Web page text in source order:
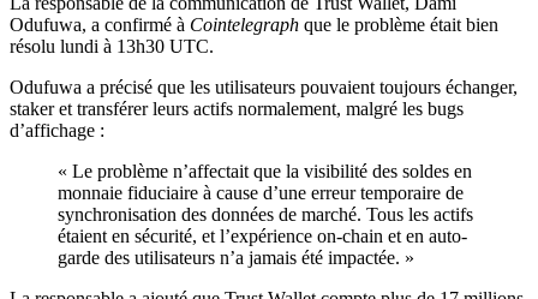
Odufuwa, a confirmé à Cointelegraph que le problème était bien
résolu lundi à 13h30 UTC.
Odufuwa a précisé que les utilisateurs pouvaient toujours échanger,
staker et transférer leurs actifs normalement, malgré les bugs
d’affichage :
« Le problème n’affectait que la visibilité des soldes en
monnaie fiduciaire à cause d’une erreur temporaire de
synchronisation des données de marché. Tous les actifs
étaient en sécurité, et l’expérience on-chain et en auto-
garde des utilisateurs n’a jamais été impactée. »